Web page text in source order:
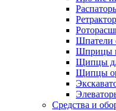
Шпатели
Шприцы
Щипцы
Щипцы
Средства и